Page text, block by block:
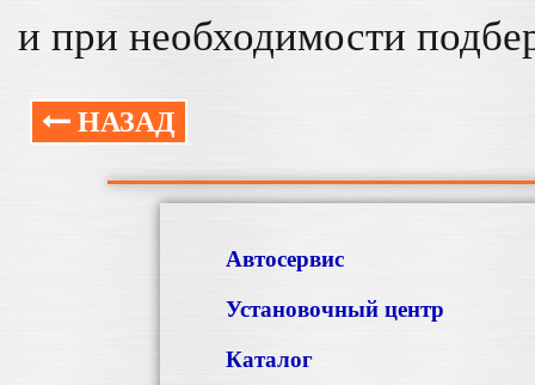
и при необходимости
НАЗАД
Автосервис
Установочный центр
Каталог